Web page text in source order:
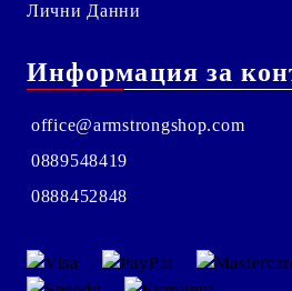
Лични Данни
Информация за
office@armstrongshop.com
0889548419
0888452848